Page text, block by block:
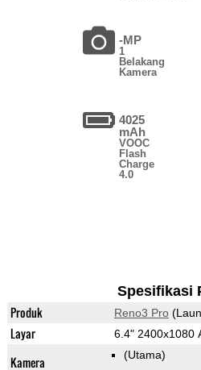
-MP
1
Belakang
Kamera
4025
mAh
VOOC
Flash
Charge
4.0
Spesifikasi
Produk Reno3 Pro
Layar 6.4" 2400x1080
Kamera (Utama)